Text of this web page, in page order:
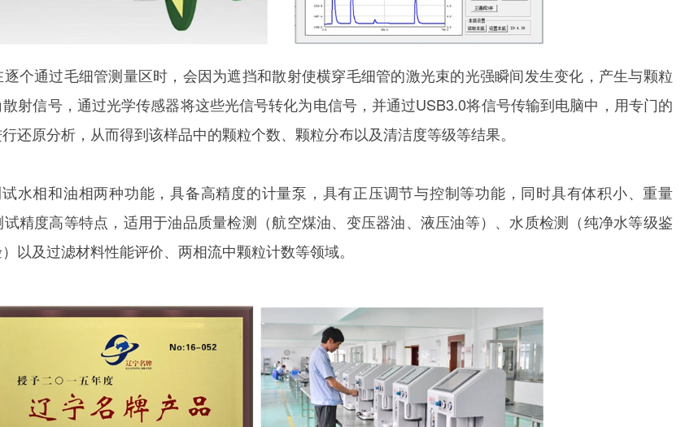
个通过毛细管测量区时，会因为遮挡和散射使横穿毛细管的激光束的光强瞬间发生变化，产生与颗粒
射信号，通过光学传感器将这些光信号转化为电信号，并通过USB3.0将信号传输到电脑中，用专门的
还原分析，从而得到该样品中的颗粒个数、颗粒分布以及清洁度等级等结果。
水相和油相两种功能，具备高精度的计量泵，具有正压调节与控制等功能，同时具有体积小、重量
精度高等特点，适用于油品质量检测（航空煤油、变压器油、液压油等）、水质检测（纯净水等级鉴
以及过滤材料性能评价、两相流中颗粒计数等领域。